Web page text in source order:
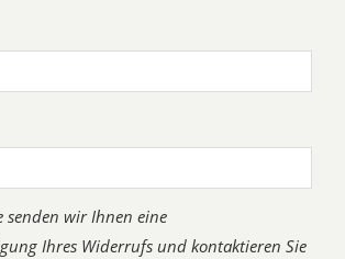
senden wir Ihnen eine
Ihres Widerrufs und kontaktieren Sie